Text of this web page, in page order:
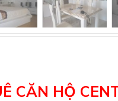
CĂN HỘ